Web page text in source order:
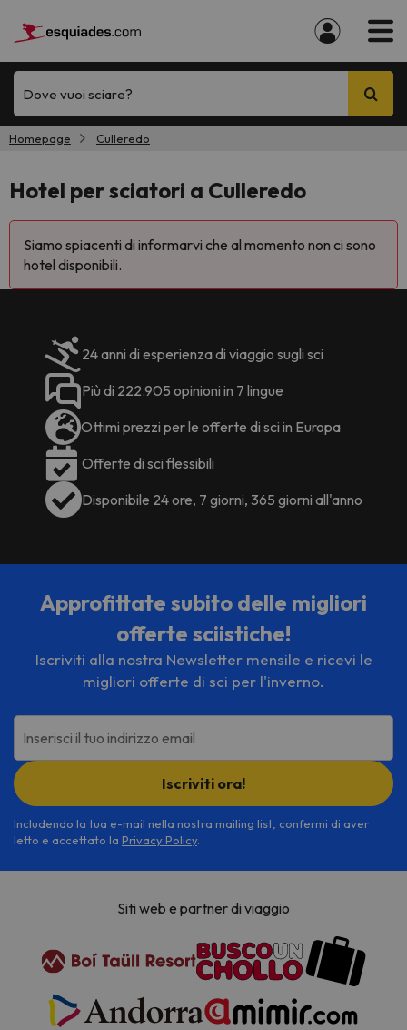
Dove vuoi sciare?
Homepage Culleredo
Hotel per sciatori a Culleredo
Siamo spiacenti di informarvi che al momento non ci sono
hotel disponibili.
24 anni di esperienza di viaggio sugli sci
Più di 222.905 opinioni in 7 lingue
Ottimi prezzi per le offerte di sci in Europa
Offerte di sci flessibili
Disponibile 24 ore, 7 giorni, 365 giorni all'anno
Approfittate subito delle migliori
offerte sciistiche!
Iscriviti alla nostra Newsletter mensile e ricevi le
migliori offerte di sci per l'inverno.
Inserisci il tuo indirizzo email
Iscriviti ora!
Includendo la tua e-mail nella nostra mailing list, confermi di aver
letto e accettato la Privacy Policy.
Siti web e partner di viaggio